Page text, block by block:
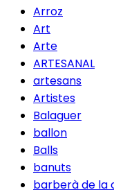
Arroz
Art
Arte
ARTESANAL
artesans
Artistes
Balaguer
ballon
Balls
banuts
barberà de la